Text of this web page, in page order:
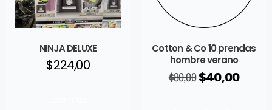
NINJA DELUXE
$224,00
Cotton & Co 10 prendas
hombre verano
$80,00$40,00